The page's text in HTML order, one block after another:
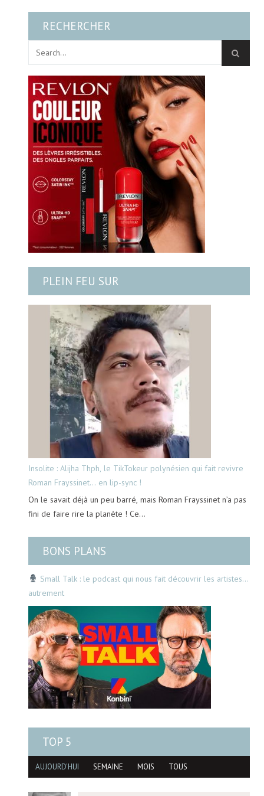
RECHERCHER
PLEIN FEU SUR
Insolite : Alijha Thph, le TikTokeur polynésien qui fait revivre
Roman Frayssinet… en lip-sync !
On le savait déjà un peu barré, mais Roman Frayssinet n’a pas
fini de faire rire la planète ! Ce…
BONS PLANS
Small Talk : le podcast qui nous fait découvrir les artistes…
autrement
TOP 5
AUJOURD'HUI SEMAINE MOIS TOUS